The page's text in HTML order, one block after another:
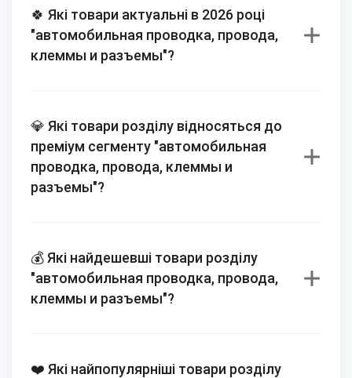
🍀 Які товари актуальні в 2026 році
"автомобильная проводка, провода,
клеммы и разъемы"?
💎 Які товари розділу відносяться до
преміум сегменту "автомобильная
проводка, провода, клеммы и
разъемы"?
💰 Які найдешевші товари розділу
"автомобильная проводка, провода,
клеммы и разъемы"?
❤️ Які найпопулярніші товари розділу